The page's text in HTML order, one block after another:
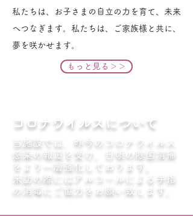
私たちは、お子さまの自立の力を育て、未来
へつなぎます。私たちは、ご家族様と共に、​
夢を咲かせます。
もっと見る＞＞
コロナウイルスについて
当施設では、昨今のコロナウイルス
感染の報道を受け、日頃の除菌清掃
をより一層強化しております。
​来訪の際にはアルコールによる手指
の消毒にご協力をお願い致します。